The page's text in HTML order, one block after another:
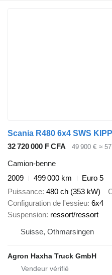
Scania R480 6x4 SWS
32 720 000 F CFA
49 900 € ≈
Camion-benne
2009
499 000 km
Euro 5
Puissance 480 ch (353 kW)
Configuration de l'essieu 6x4
Suspension ressort/ressort
Suisse, Othmarsingen
Agron Haxha Truck GmbH